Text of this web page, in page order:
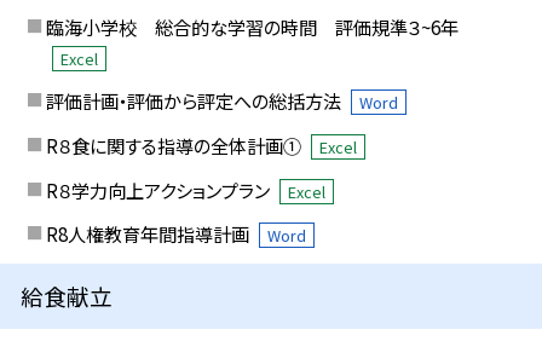
臨海小学校 総合的な学習の時間 評価規準３~6年
Excel
評価計画・評価から評定への総括方法 Word
R８食に関する指導の全体計画① Excel
R８学力向上アクションプラン Excel
R8人権教育年間指導計画 Word
給食献立